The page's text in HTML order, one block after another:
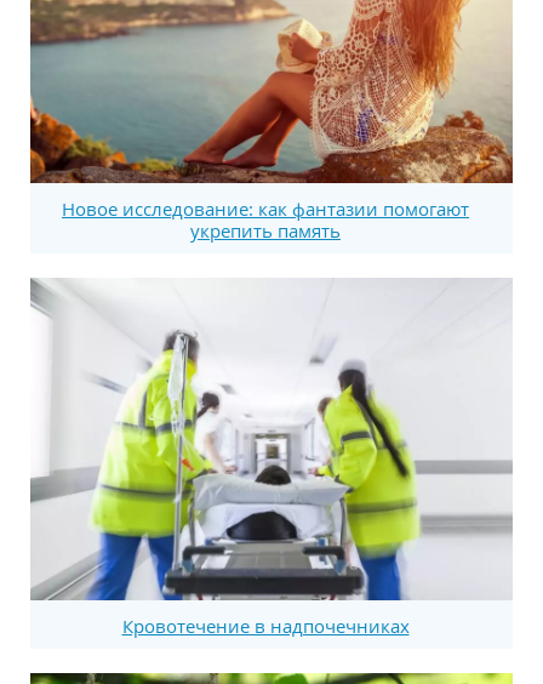
Новое исследование: как фантазии помогают
укрепить память
Кровотечение в надпочечниках